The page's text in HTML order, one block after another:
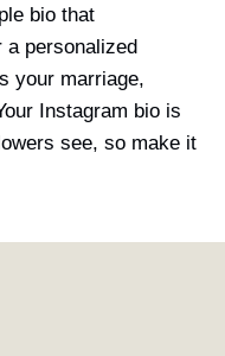
bio that
a personalized
your marriage,
Instagram bio is
see, so make it